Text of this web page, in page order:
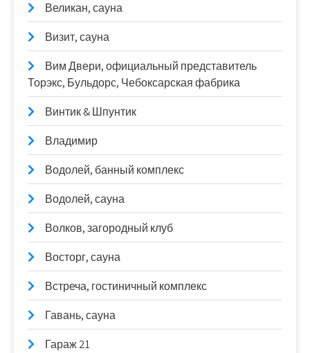
Великан, сауна
Визит, сауна
Вим Двери, официальный представитель
Торэкс, Бульдорс, Чебоксарская фабрика
Винтик & Шпунтик
Владимир
Водолей, банный комплекс
Водолей, сауна
Волков, загородный клуб
Восторг, сауна
Встреча, гостиничный комплекс
Гавань, сауна
Гараж 21